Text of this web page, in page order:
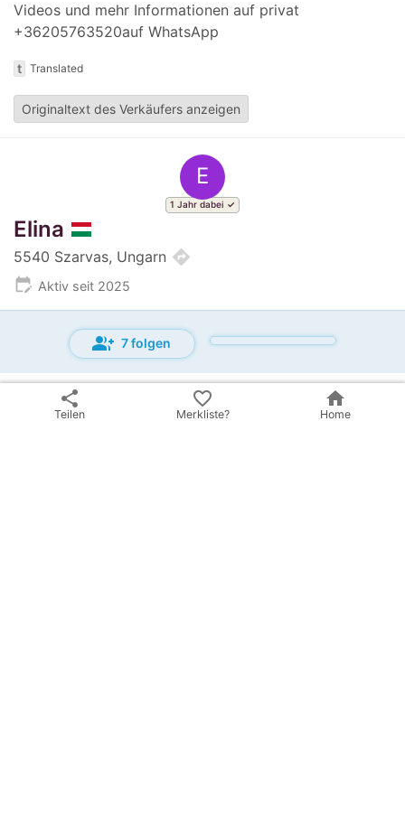
Videos und mehr Informationen auf privat
+36205763520auf WhatsApp
t Translated
Originaltext des Verkäufers anzeigen
E
1 Jahr dabei
Elina
5540 Szarvas, Ungarn directions
edit_calendar Aktiv seit 2025
group_add 7 folgen
share
Teilen
favorite_border
Merkliste?
home
Home